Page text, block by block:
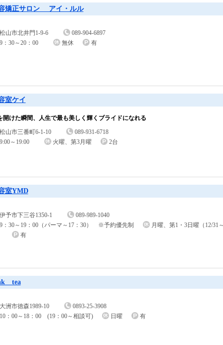
矯正サロン アイ・ルル
松山市北井門1-9-6
089-904-6897
9：30～20：00
無休 有
室ケイ
開けた瞬間、人生で最も美しく輝くブライドになれる
松山市三番町6-1-10
089-931-6718
9:00～19:00
火曜、第3月曜 2台
室YMD
伊予市下三谷1350-1
089-989-1040
9：30～19：00（パーマ～17：30） ※予約優先制
月曜、第1・3日曜（12/31
有
tea
大洲市徳森1989-10
0893-25-3908
10：00～18：00 (19：00～相談可)
日曜 有